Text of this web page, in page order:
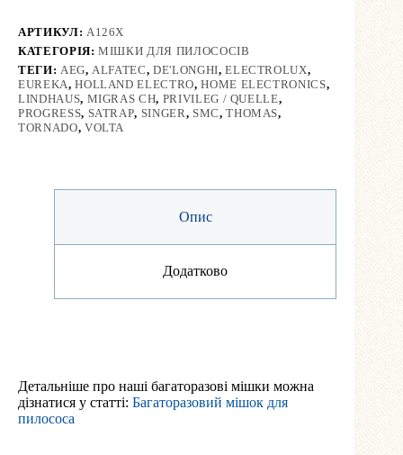
АРТИКУЛ: A126X
КАТЕГОРІЯ:МІШКИ ДЛЯ ПИЛОСОСІВ
ТЕГИ: AEG,ALFATEC,DE'LONGHI,ELECTROLUX,
EUREKA,HOLLAND ELECTRO,HOME ELECTRONICS,
LINDHAUS, MIGRAS CH, PRIVILEG / QUELLE,
PROGRESS, SATRAP, SINGER, SMC,THOMAS,
TORNADO, VOLTA
Опис
Додатково
Детальніше про наші багаторазові мішки можна
дізнатися у статті: Багаторазовий мішок для
пилососа